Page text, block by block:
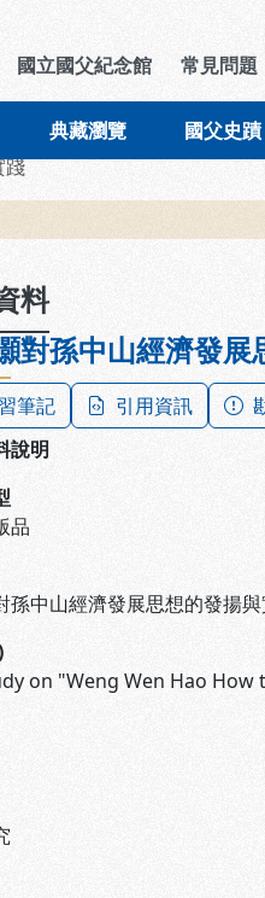
國立國父紀念館 常見問題
典藏瀏覽 國父史蹟
踐
料
對孫中山經濟發展
筆記 引用資訊
說明
品
孫中山經濟發展思想的發揚
on "Weng Wen Hao